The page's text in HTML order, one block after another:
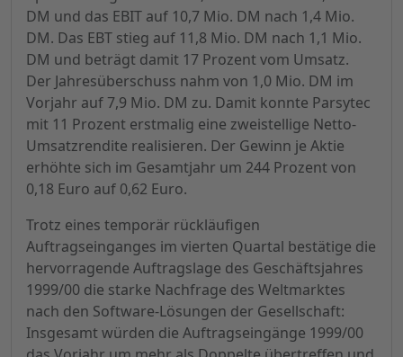
DM und das EBIT auf 10,7 Mio. DM nach 1,4 Mio.
DM. Das EBT stieg auf 11,8 Mio. DM nach 1,1 Mio.
DM und beträgt damit 17 Prozent vom Umsatz.
Der Jahresüberschuss nahm von 1,0 Mio. DM im
Vorjahr auf 7,9 Mio. DM zu. Damit konnte Parsytec
mit 11 Prozent erstmalig eine zweistellige Netto-
Umsatzrendite realisieren. Der Gewinn je Aktie
erhöhte sich im Gesamtjahr um 244 Prozent von
0,18 Euro auf 0,62 Euro.
Trotz eines temporär rückläufigen
Auftragseinganges im vierten Quartal bestätige die
hervorragende Auftragslage des Geschäftsjahres
1999/00 die starke Nachfrage des Weltmarktes
nach den Software-Lösungen der Gesellschaft:
Insgesamt würden die Auftragseingänge 1999/00